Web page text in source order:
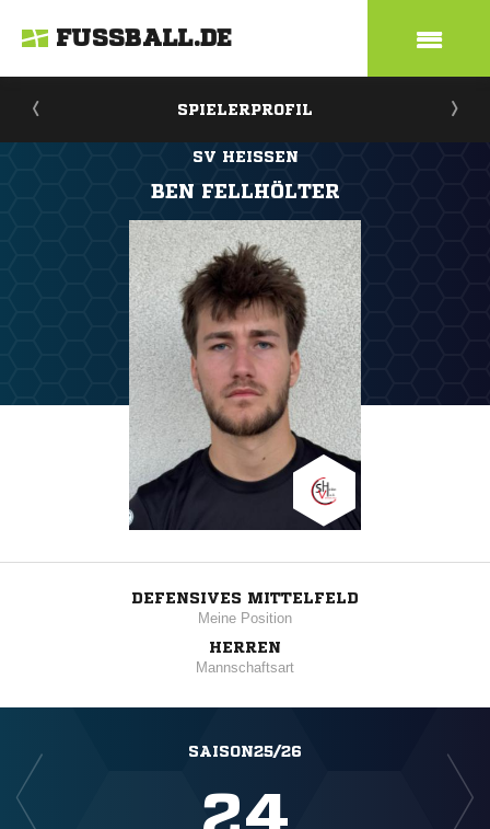
FUSSBALL.DE
SPIELERPROFIL
SV HEISSEN
BEN FELLHÖLTER
DEFENSIVES MITTELFELD
Meine Position
HERREN
Mannschaftsart
SAISON25/26